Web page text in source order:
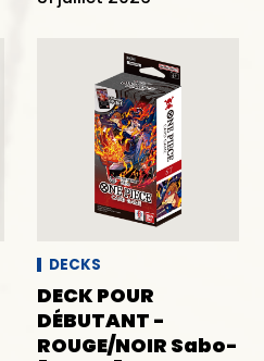
DECKS
DECK POUR
DÉBUTANT -
ROUGE/NOIR Sabo-